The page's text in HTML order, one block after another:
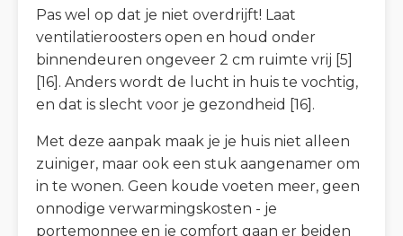
Pas wel op dat je niet overdrijft! Laat
ventilatieroosters open en houd onder
binnendeuren ongeveer 2 cm ruimte vrij [5]
[16]. Anders wordt de lucht in huis te vochtig,
en dat is slecht voor je gezondheid [16].
Met deze aanpak maak je je huis niet alleen
zuiniger, maar ook een stuk aangenamer om
in te wonen. Geen koude voeten meer, geen
onnodige verwarmingskosten - je
portemonnee en je comfort gaan er beiden